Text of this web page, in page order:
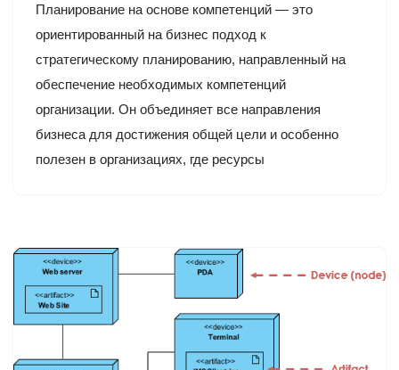
Планирование на основе компетенций — это
ориентированный на бизнес подход к
стратегическому планированию, направленный на
обеспечение необходимых компетенций
организации. Он объединяет все направления
бизнеса для достижения общей цели и особенно
полезен в организациях, где ресурсы